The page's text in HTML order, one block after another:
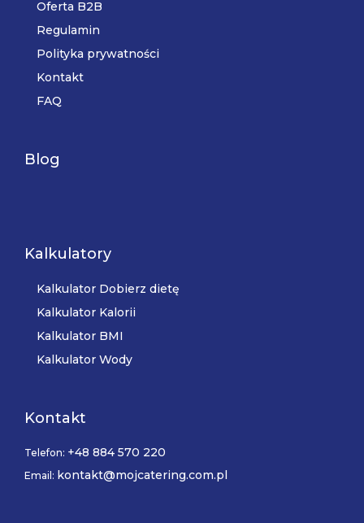
Oferta B2B
Regulamin
Polityka prywatności
Kontakt
FAQ
Blog
Kalkulatory
Kalkulator Dobierz dietę
Kalkulator Kalorii
Kalkulator BMI
Kalkulator Wody
Kontakt
Telefon: +48 884 570 220
Email: kontakt@mojcatering.com.pl